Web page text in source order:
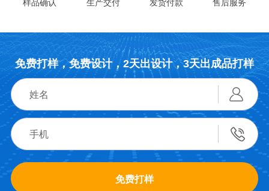
样品确认 生产交付 发货付款 售后服务
免费打样，免费设计，2天出设计，3天出成品打样
免费打样